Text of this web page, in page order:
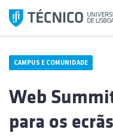
Saltar
para
CAMPUS E COMUNIDADE
Web
para os